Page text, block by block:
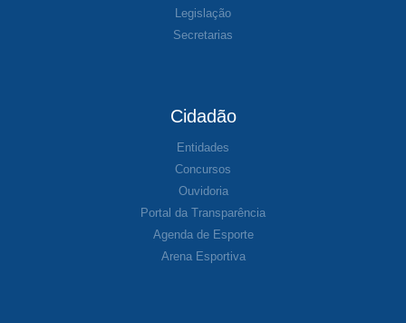
Legislação
Secretarias
Cidadão
Entidades
Concursos
Ouvidoria
Portal da Transparência
Agenda de Esporte
Arena Esportiva